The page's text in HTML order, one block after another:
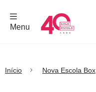
Menu
Início Nova Escola Box